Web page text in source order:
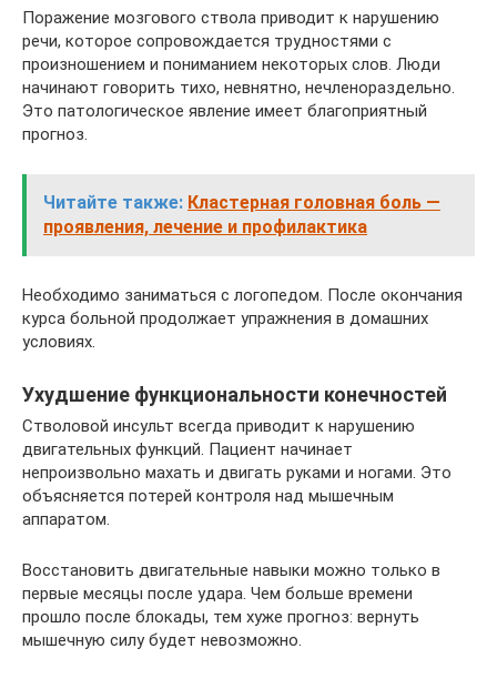
Поражение мозгового ствола приводит к нарушению
речи, которое сопровождается трудностями с
произношением и пониманием некоторых слов. Люди
начинают говорить тихо, невнятно, нечленораздельно.
Это патологическое явление имеет благоприятный
прогноз.
Читайте также: Кластерная головная боль —
проявления, лечение и профилактика
Необходимо заниматься с логопедом. После окончания
курса больной продолжает упражнения в домашних
условиях.
Ухудшение функциональности конечностей
Стволовой инсульт всегда приводит к нарушению
двигательных функций. Пациент начинает
непроизвольно махать и двигать руками и ногами. Это
объясняется потерей контроля над мышечным
аппаратом.
Восстановить двигательные навыки можно только в
первые месяцы после удара. Чем больше времени
прошло после блокады, тем хуже прогноз: вернуть
мышечную силу будет невозможно.